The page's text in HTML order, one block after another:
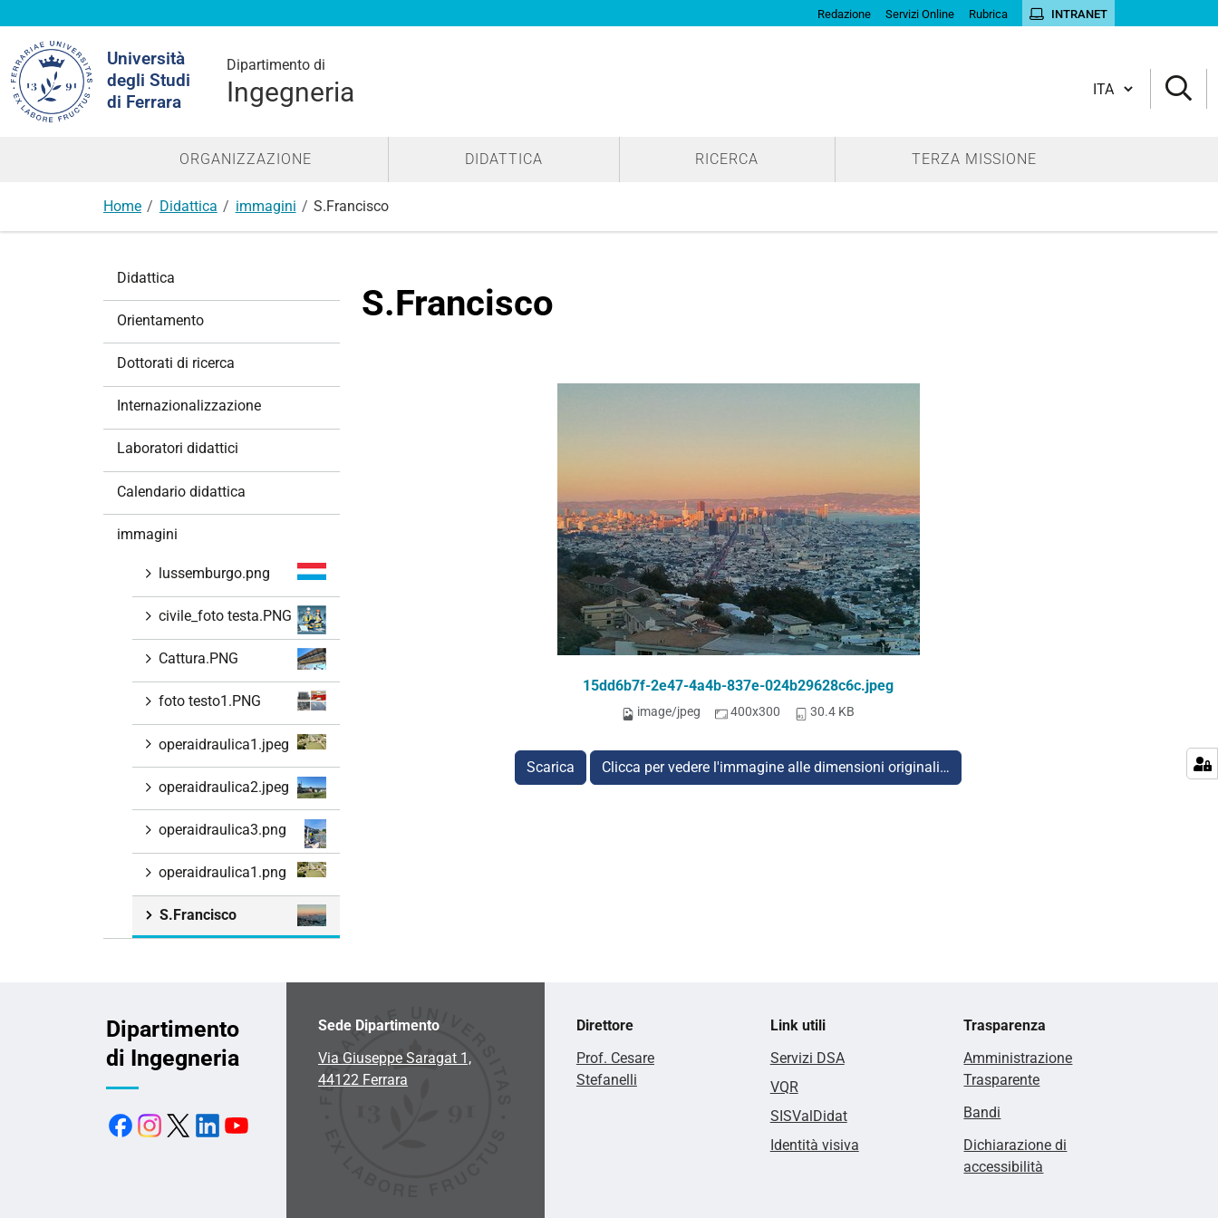
Redazione Servizi Online Rubrica INTRANET
Università
degli Studi
di Ferrara
Dipartimento di
Ingegneria
nel
sito
Cambia lingua
ORGANIZZAZIONE DIDATTICA RICERCA TERZA MISSIONE
Home Didattica immagini S.Francisco
S.Francisco
15dd6b7f-2e47-4a4b-837e-024b29628c6c.jpeg
image/jpeg 400x300 30.4 KB
Scarica Clicca per vedere l'immagine alle dimensioni originali…
Didattica
Orientamento
Dottorati di ricerca
Internazionalizzazione
Laboratori didattici
Calendario didattica
immagini
lussemburgo.png
civile_foto testa.PNG
Cattura.PNG
foto testo1.PNG
operaidraulica1.jpeg
operaidraulica2.jpeg
operaidraulica3.png
operaidraulica1.png
S.Francisco
Dipartimento
di Ingegneria
Sede Dipartimento
Via Giuseppe Saragat 1,
44122 Ferrara
Direttore
Prof. Cesare
Stefanelli
Link utili
Servizi DSA
VQR
SISValDidat
Identità visiva
Trasparenza
Amministrazione
Trasparente
Bandi
Dichiarazione di
accessibilità